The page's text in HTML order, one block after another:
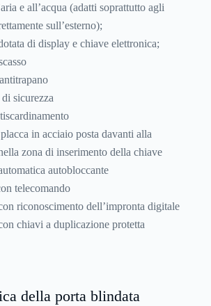
e all’acqua (adatti soprattutto agli
sull’esterno);
di display e chiave elettronica;
sicurezza
in acciaio posta davanti alla
zona di inserimento della chiave
autobloccante
telecomando
riconoscimento dell’impronta digitale
chiavi a duplicazione protetta
della porta blindata